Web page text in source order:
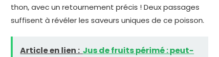
thon, avec un retournement précis ! Deux passages
suffisent à révéler les saveurs uniques de ce poisson.
Article en lien : Jus de fruits périmé : peut-